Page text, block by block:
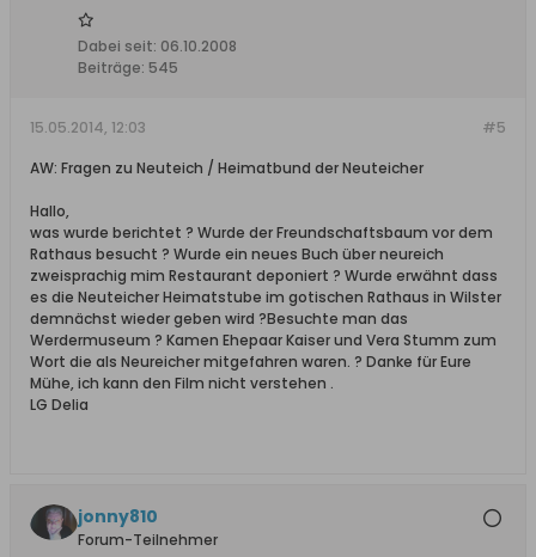
Dabei seit: 06.10.2008
Beiträge: 545
#5
15.05.2014, 12:03
AW: Fragen zu Neuteich / Heimatbund der Neuteicher
Hallo,
was wurde berichtet ? Wurde der Freundschaftsbaum vor dem
Rathaus besucht ? Wurde ein neues Buch über neureich
zweisprachig mim Restaurant deponiert ? Wurde erwähnt dass
es die Neuteicher Heimatstube im gotischen Rathaus in Wilster
demnächst wieder geben wird ?Besuchte man das
Werdermuseum ? Kamen Ehepaar Kaiser und Vera Stumm zum
Wort die als Neureicher mitgefahren waren. ? Danke für Eure
Mühe, ich kann den Film nicht verstehen .
LG Delia
jonny810
Forum-Teilnehmer